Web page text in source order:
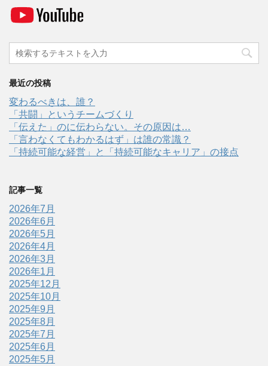
最近の投稿
変わるべきは、誰？
「共闘」というチームづくり
「伝えた」のに伝わらない。その原因は…
「言わなくてもわかるはず」は誰の常識？
「持続可能な経営」と「持続可能なキャリア」の接点
記事一覧
2026年7月
2026年6月
2026年5月
2026年4月
2026年3月
2026年1月
2025年12月
2025年10月
2025年9月
2025年8月
2025年7月
2025年6月
2025年5月